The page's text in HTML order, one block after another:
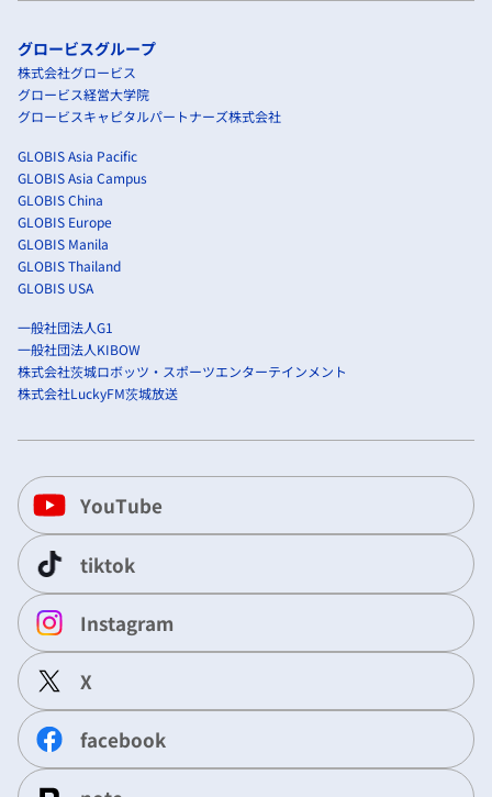
グロービスグループ
株式会社グロービス
グロービス経営大学院
グロービスキャピタルパートナーズ株式会社
GLOBIS Asia Pacific
GLOBIS Asia Campus
GLOBIS China
GLOBIS Europe
GLOBIS Manila
GLOBIS Thailand
GLOBIS USA
一般社団法人G1
一般社団法人KIBOW
株式会社茨城ロボッツ・スポーツエンターテインメント
株式会社LuckyFM茨城放送
YouTube
tiktok
Instagram
X
facebook